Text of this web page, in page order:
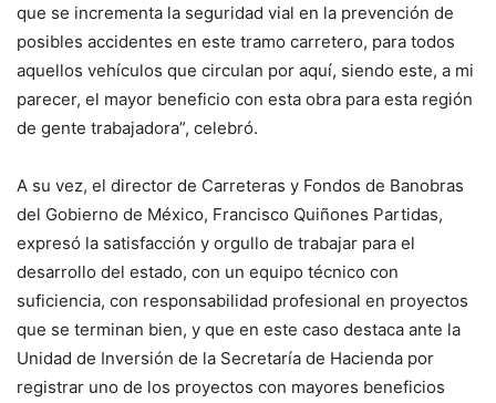
que se incrementa la seguridad vial en la prevención de
posibles accidentes en este tramo carretero, para todos
aquellos vehículos que circulan por aquí, siendo este, a mi
parecer, el mayor beneficio con esta obra para esta región
de gente trabajadora”, celebró.
A su vez, el director de Carreteras y Fondos de Banobras
del Gobierno de México, Francisco Quiñones Partidas,
expresó la satisfacción y orgullo de trabajar para el
desarrollo del estado, con un equipo técnico con
suficiencia, con responsabilidad profesional en proyectos
que se terminan bien, y que en este caso destaca ante la
Unidad de Inversión de la Secretaría de Hacienda por
registrar uno de los proyectos con mayores beneficios